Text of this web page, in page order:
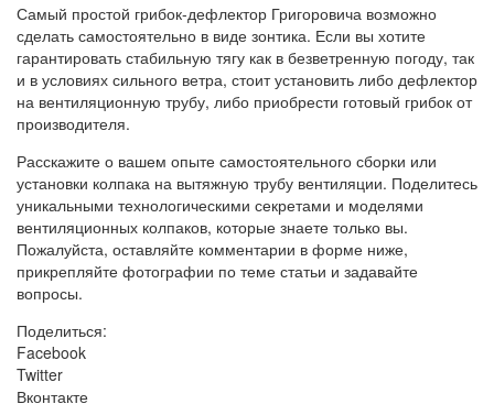
Самый простой грибок-дефлектор Григоровича возможно
сделать самостоятельно в виде зонтика. Если вы хотите
гарантировать стабильную тягу как в безветренную погоду, так
и в условиях сильного ветра, стоит установить либо дефлектор
на вентиляционную трубу, либо приобрести готовый грибок от
производителя.
Расскажите о вашем опыте самостоятельного сборки или
установки колпака на вытяжную трубу вентиляции. Поделитесь
уникальными технологическими секретами и моделями
вентиляционных колпаков, которые знаете только вы.
Пожалуйста, оставляйте комментарии в форме ниже,
прикрепляйте фотографии по теме статьи и задавайте
вопросы.
Поделиться:
Facebook
Twitter
Вконтакте